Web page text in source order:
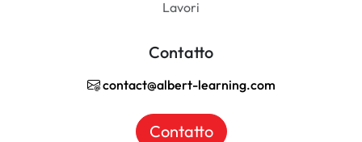
Lavori
Contatto
contact@albert-learning.com
Contatto